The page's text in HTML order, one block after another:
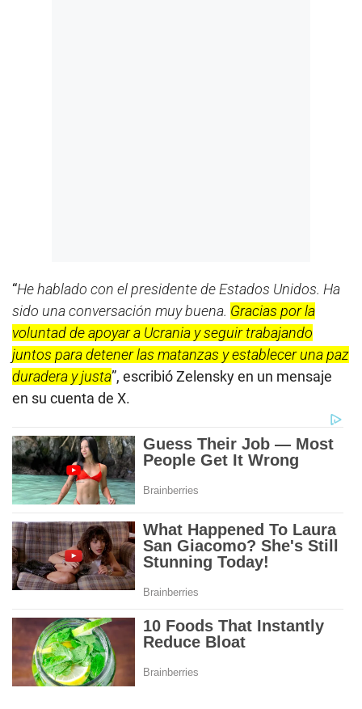
“He hablado con el presidente de Estados Unidos. Ha
sido una conversación muy buena. Gracias por la
voluntad de apoyar a Ucrania y seguir trabajando
juntos para detener las matanzas y establecer una paz
duradera y justa”, escribió Zelensky en un mensaje
en su cuenta de X.